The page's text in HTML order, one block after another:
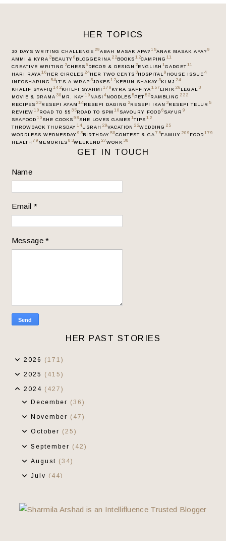
HER TOPICS
30 DAYS WRITING CHALLENGE 29ABAH MASAK APA? 15ANAK MASAK APA? 9
AMMI & KYRA 3BEAUTY 6 BLOGGERINA 22BOOKS 12CAMPING 11
CREATIVE WRITING 2CHESS 6 DECOR & DESIGN 2ENGLISH 1GADGET 11
HARI RAYA 16 HER CIRCLES 24HER TWO CENTS 3HOSPITAL 9 HOUSE ISSUE 4
INFOSHARING 54IT’S A WRAP 3JOKES 12KEBUN SHAKAY 3KLMJ 24
KHALIF SYAFIQ 142KHILFI SYAHMI 179 KYRA SAFFIYA 157 LIRIK 26 LEGAL 3
MOVIE & DRAMA 30 MR. KAY 19 NASI 4NOODLES 5PET 52RAMBLING 222
RECIPES 23RESEPI AYAM 14RESEPI DAGING 2RESEPI IKAN 3RESEPI TELUR 5
REVIEW 10 ROAD TO 55 35ROAD TO SPM 10 SAVOURY FOOD 6 SAYUR 9
SEAFOOD 10 SHE COOKS 98 SHE LOVES GAMES 1TIPS 12
THROWBACK THURSDAY 14USRAH 29VACATION 22WEDDING 25
WORDLESS WEDNESDAY 93BIRTHDAY 50CONTEST & GA 75FAMILY 209 FOOD 179
HEALTH 79 MEMORIES 83WEEKEND 27WORK 38
GET IN TOUCH
Name
Email *
Message*
HER PAST STORIES
2026 (171)
2025 (415)
2024 (427)
December (36)
November (47)
October (25)
September (42)
August (34)
July (44)
May (27)